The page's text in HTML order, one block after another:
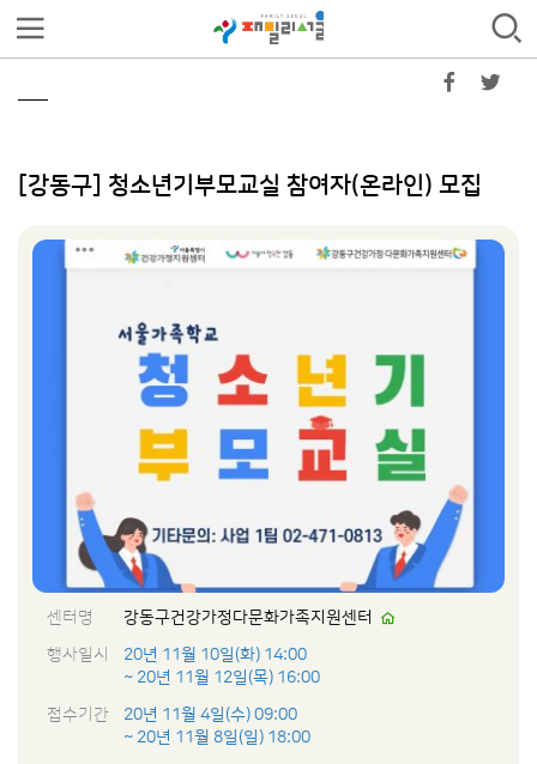
[강동구] 청소년기부모교실 참여자(온라인) 모집
센터명
강동구건강가정다문화가족지원센터
행사일시
20년 11월 10일(화) 14:00
~ 20년 11월 12일(목) 16:00
접수기간
20년 11월 4일(수) 09:00
~ 20년 11월 8일(일) 18:00